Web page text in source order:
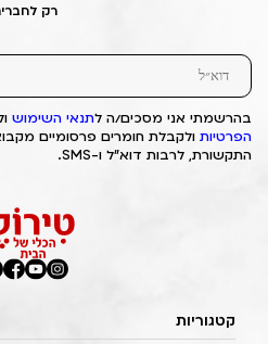
רק
בהרשמתי אני מסכים/ה לתנאי השימוש
הפרטיות ולקבלת חומרים פרסומיים
התקשורת, לרבות דוא"ל ו-SMS.
קטגוריות